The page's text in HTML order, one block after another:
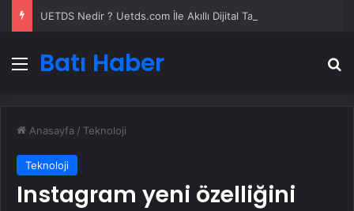
Menü
Batı Haber
Anasayfa / Teknoloji
Teknoloji
Instagram yeni özelliğini